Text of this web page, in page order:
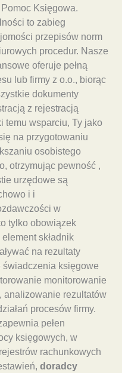
Księgowa.
to zabieg
przepisów norm
procedur. Nasze
oferuje pełną
lub firmy z o.o., biorąc
dokumenty
z rejestracją
temu wsparciu, Ty jako
na przygotowaniu
osobistego
otrzymując pewność ,
urzędowe są
i i
w
tylko obowiązek
składnik
na rezultaty
świadczenia księgowe
monitorowanie
analizowanie rezultatów
procesów firmy.
pełen
księgowych, w
rachunkowych
doradcy